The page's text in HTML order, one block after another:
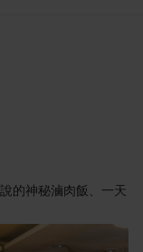
的神秘滷肉飯、一天